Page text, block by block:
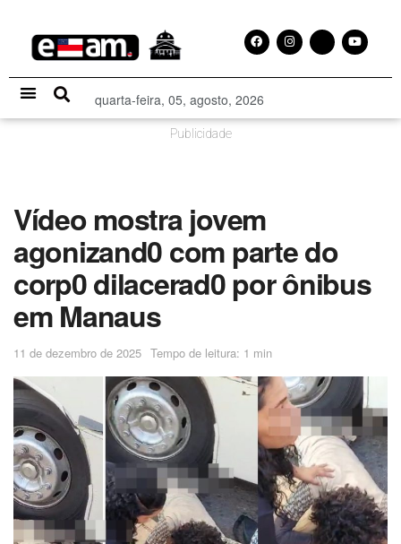
quarta-feira, 05, agosto, 2026
Publicidade
Vídeo mostra jovem
agonizand0 com parte do
corp0 dilacerad0 por ônibus
em Manaus
11 de dezembro de 2025 Tempo de leitura: 1 min